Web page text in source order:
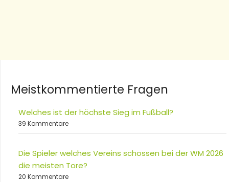
Meistkommentierte Fragen
Welches ist der höchste Sieg im Fußball?
39 Kommentare
Die Spieler welches Vereins schossen bei der WM 2026
die meisten Tore?
20 Kommentare